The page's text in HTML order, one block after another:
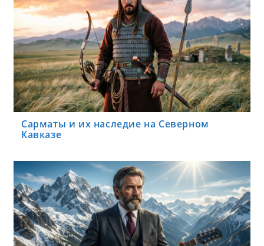
Сарматы и их наследие на Северном
Кавказе